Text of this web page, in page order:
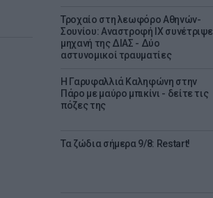
Τροχαίο στη λεωφόρο Αθηνών-
Σουνίου: Αναστροφή ΙΧ συνέτριψε
μηχανή της ΔΙΑΣ - Δύο
αστυνομικοί τραυματίες
Η Γαρυφαλλιά Καληφώνη στην
Πάρο με μαύρο μπικίνι - δείτε τις
πόζες της
Τα ζώδια σήμερα 9/8: Restart!